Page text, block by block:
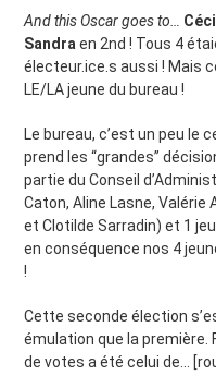
And this Oscar goes to…
Sandra en 2nd ! Tous 4
électeur.ice.s aussi ! Mais
LE/LA jeune du bureau !
Le bureau, c’est un peu le
prend les “grandes”
partie du Conseil
Caton, Aline Lasne, Valérie
et Clotilde Sarradin) et 1
en conséquence nos 4
!
Cette seconde élection
émulation que la première.
de votes a été celui de…